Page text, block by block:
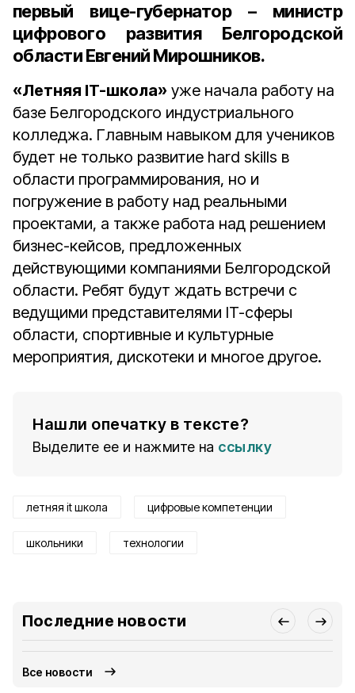
первый вице-губернатор – министр
цифрового развития Белгородской
области Евгений Мирошников.
«Летняя IT-школа» уже начала работу на
базе Белгородского индустриального
колледжа. Главным навыком для учеников
будет не только развитие hard skills в
области программирования, но и
погружение в работу над реальными
проектами, а также работа над решением
бизнес-кейсов, предложенных
действующими компаниями Белгородской
области. Ребят будут ждать встречи с
ведущими представителями IT-сферы
области, спортивные и культурные
мероприятия, дискотеки и многое другое.
Нашли опечатку в тексте?
Выделите ее и нажмите на ссылку
летняя it школа цифровые компетенции
школьники технологии
Последние новости
Все новости